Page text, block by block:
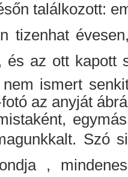
találkozott:
tizenhat
és az ott kapott
ismert
az anyját
,